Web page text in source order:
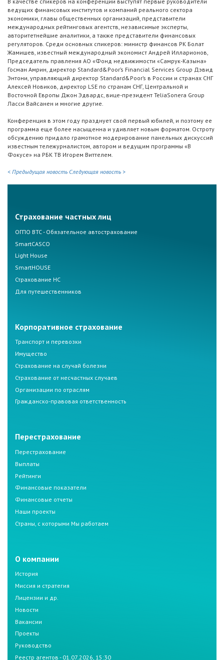
ведущих финансовых институтов и компаний реального сектора
экономики, главы общественных организаций, представители
международных рейтинговых агентств, независимые эксперты,
авторитетнейшие аналитики, а также представители финансовых
регуляторов. Среди основных спикеров: министр финансов РК Болат
Жамишев, известный международный экономист Андрей Илларионов,
Председатель правления АО «Фонд недвижимости «Самрук-Казына»
Госман Амрин, директор Standard&Poor’s Financial Services Group Дэвид
Энтони, управляющий директор Standard&Poor’s в России и странах СНГ
Алексей Новиков, директор LSE по странам СНГ, Центральной и
Восточной Европы Джон Эдвардс, вице-президент TeliaSonera Group
Ласси Вайсанен и многие другие.
Конференция в этом году празднует свой первый юбилей, и поэтому ее
программа еще более насыщенна и удивляет новым форматом. Остроту
обсуждению придало грамотное модерирование панельных дискуссий
известным тележурналистом, автором и ведущим программы «В
Фокусе» на РБК ТВ Игорем Виттелем.
< Предыдущая новость Следующая новость >
Страхование частных лиц
ОГПО ВТС - Обязательное автострахование
SmartCASCO
Light House
SmartHOUSE
Страхование НС
Для путешественников
Корпоративное страхование
Транспорт и перевозки
Имущество
Страхование на случай болезни
Страхование от несчастных случаев
Организации по отраслям
Гражданско-правовая ответственность
Перестрахование
Перестрахование
Выплаты
Рейтинги
Финансовые показатели
Финансовые отчеты
Наши проекты
Страны, с которыми Мы работаем
О компании
История
Миссия и стратегия
Лицензии и др.
Новости
Вакансии
Проекты
Руководство
Реестр агентов - 01.07.2026, 15:30